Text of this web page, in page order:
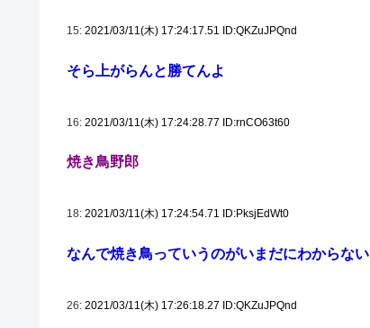
15: 2021/03/11(木) 17:24:17.51 ID:QKZuJPQnd
そら上がらんと勝てんよ
16: 2021/03/11(木) 17:24:28.77 ID:rnCO63t60
焼き鳥野郎
18: 2021/03/11(木) 17:24:54.71 ID:PksjEdWt0
なんで焼き鳥っていうのがいまだにわからない
26: 2021/03/11(木) 17:26:18.27 ID:QKZuJPQnd